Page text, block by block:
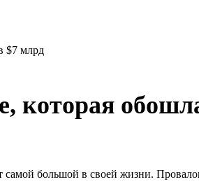
$7 млрд
которая
большой в своей жизни.